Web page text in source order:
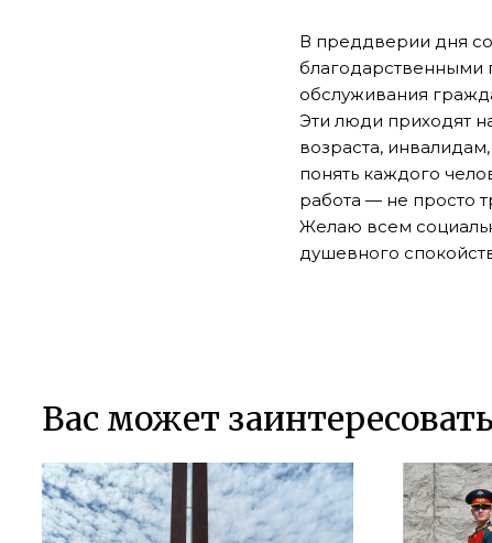
В преддверии дня
благодарственными
обслуживания
Эти люди приходят
возраста,
понять каждого
работа — не просто
Желаю всем
душевного
Вас может заинтересовать